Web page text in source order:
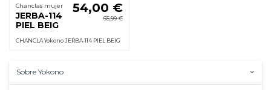
Chanclas mujer
JERBA-114
PIEL BEIG
54,00 €
65,99 €
CHANCLA Yokono JERBA-114 PIEL BEIG
Sobre Yokono